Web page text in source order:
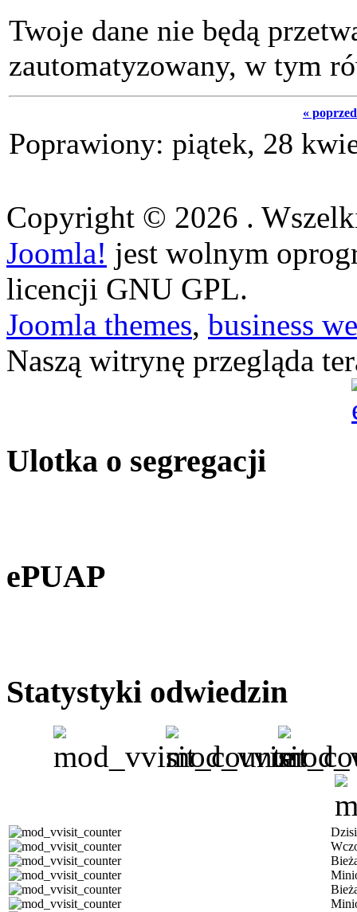
Twoje dane nie będą
zautomatyzowany, w tym
«
Poprawiony: piątek, 28
Copyright © 2026 .
Joomla! jest wolnym
licencji GNU GPL.
Joomla themes, business
Naszą witrynę przegląda
Ulotka o segregacji
ePUAP
Statystyki odwiedzin